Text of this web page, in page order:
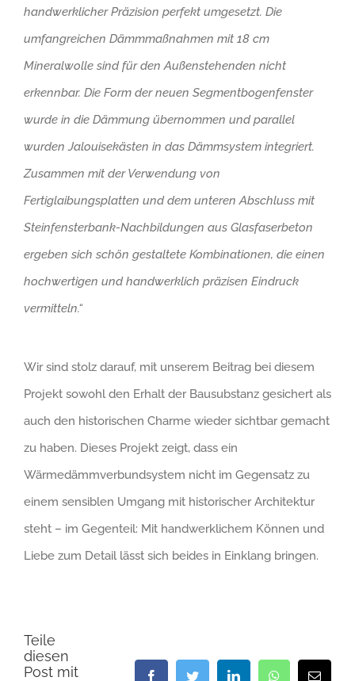
handwerklicher Präzision perfekt umgesetzt. Die
umfangreichen Dämmmaßnahmen mit 18 cm
Mineralwolle sind für den Außenstehenden nicht
erkennbar. Die Form der neuen Segmentbogenfenster
wurde in die Dämmung übernommen und parallel
wurden Jalouisekästen in das Dämmsystem integriert.
Zusammen mit der Verwendung von
Fertiglaibungsplatten und dem unteren Abschluss mit
Steinfensterbank-Nachbildungen aus Glasfaserbeton
ergeben sich schön gestaltete Kombinationen, die einen
hochwertigen und handwerklich präzisen Eindruck
vermitteln.“
Wir sind stolz darauf, mit unserem Beitrag bei diesem
Projekt sowohl den Erhalt der Bausubstanz gesichert als
auch den historischen Charme wieder sichtbar gemacht
zu haben. Dieses Projekt zeigt, dass ein
Wärmedämmverbundsystem nicht im Gegensatz zu
einem sensiblen Umgang mit historischer Architektur
steht – im Gegenteil: Mit handwerklichem Können und
Liebe zum Detail lässt sich beides in Einklang bringen.
Teile
diesen
Post mit
FacebookTwitter LinkedIn WhatsApp
E-